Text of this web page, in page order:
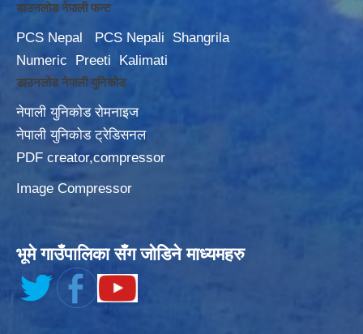
डाउनलोड नेपाली फन्ट
PCS Nepal PCS Nepali
Shangrila
Numeric
Preeti Kalimati
डाउनलोड नेपाली युनिकोड
नेपाली युनिकोड रोमनाइज
नेपाली युनिकोड ट्रेडिसनल
PDF creator,compressor
Image Compressor
भूमे गाउँपालिका सँग जोडिने माध्यमहरु